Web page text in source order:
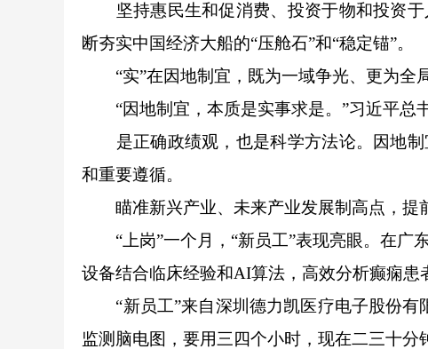
坚持惠民生和促消费、投资于物和投资于
断夯实中国经济大船的“压舱石”和“稳定锚”。
“实”在因地制宜，既为一域争光、更为全
“因地制宜，本质是实事求是。”习近平总
是正确政绩观，也是科学方法论。因地制
和重要遵循。
瞄准新兴产业、未来产业发展制高点，提
“上岗”一个月，“新员工”表现亮眼。在广
设备结合临床经验和AI算法，高效分析癫痫患
“新员工”来自深圳德力凯医疗电子股份有
监测脑电图，要用三四个小时，现在二三十分